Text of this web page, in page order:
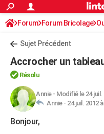
ACTUALITÉS
Politique
Société
Faits Divers
Education
Monde
Villes
+
Programme TV
TNTStreaming
Cinéma
Sorties cinéma
Musique
+FINANCE
Retraite
Impôts
Epargne
Immobilier
Risques naturels par ville
Banque
Assurance
Crédit
AUTO
Essais
Réserver un essai
Citadines
Berlines
SUV
Forum auto
Forum Forum Bricolage
Sujet Précédent
Accrocher un
Résolu
Annie- Modifié le 24 juil.
Annie - 24 juil. 2012
Bonjour,